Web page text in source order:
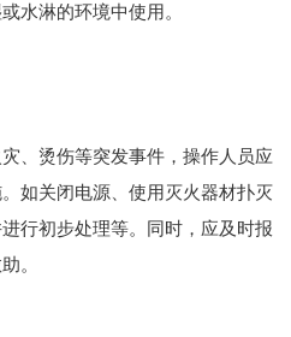
水淋的环境中使用。
烫伤等突发事件，操作人员应
如关闭电源、使用灭火器材扑灭
行初步处理等。同时，应及时报
。